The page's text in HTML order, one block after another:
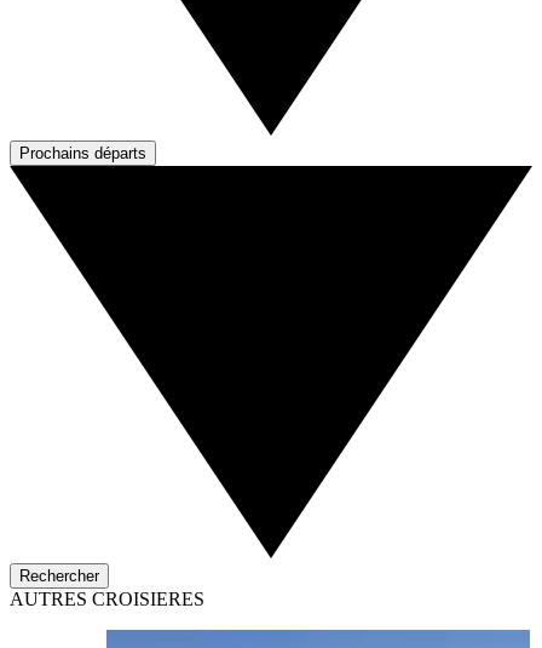
Prochains départs
Rechercher
AUTRES CROISIERES